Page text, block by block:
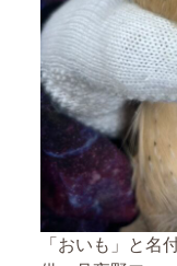
「おいも」と名